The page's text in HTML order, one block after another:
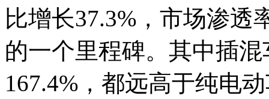
比增长37.3%，市场渗透
的一个里程碑。其中插
167.4%，都远高于纯电